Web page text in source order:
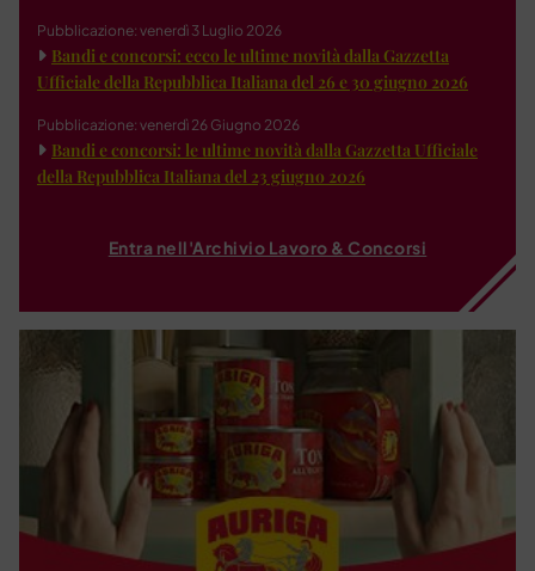
Pubblicazione: venerdì 3 Luglio 2026
Bandi e concorsi: ecco le ultime novità dalla Gazzetta
Ufficiale della Repubblica Italiana del 26 e 30 giugno 2026
Pubblicazione: venerdì 26 Giugno 2026
Bandi e concorsi: le ultime novità dalla Gazzetta Ufficiale
della Repubblica Italiana del 23 giugno 2026
Entra nell'Archivio Lavoro & Concorsi